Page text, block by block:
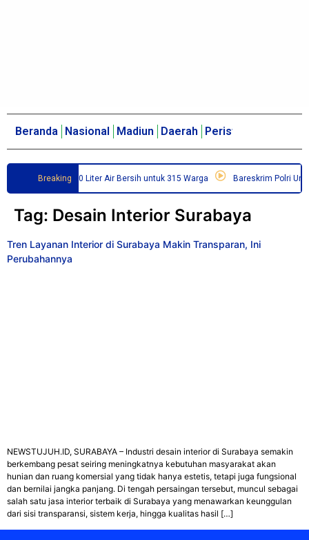
Beranda Nasional Madiun Daerah Peristiwa
Breaking
Salurkan 10.500 Liter Air Bersih untuk 315 Warga Bareskrim Polri
Tag: Desain Interior Surabaya
Tren Layanan Interior di Surabaya Makin Transparan, Ini
Perubahannya
NEWSTUJUH.ID, SURABAYA – Industri desain interior di Surabaya semakin
berkembang pesat seiring meningkatnya kebutuhan masyarakat akan
hunian dan ruang komersial yang tidak hanya estetis, tetapi juga fungsional
dan bernilai jangka panjang. Di tengah persaingan tersebut, muncul sebagai
salah satu jasa interior terbaik di Surabaya yang menawarkan keunggulan
dari sisi transparansi, sistem kerja, hingga kualitas hasil […]